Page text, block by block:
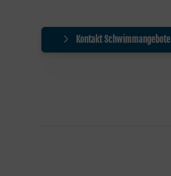
Kontakt Schwimmangebote